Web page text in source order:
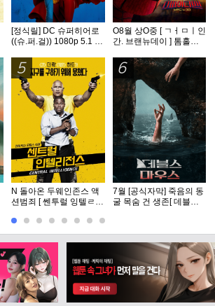
[정식릴] DC 슈퍼히어로
((슈.퍼.걸)) 1080p 5.1 공
O8월 상O중 [ ㄱㅓㅁㅣ인
간. 브랜뉴데이 ] 톰홀랜
5
N 돌아온 두웨인존스 액
션범죄 [ 쎈투럴 잉텔ㄹ1
FHD5.1
6
7월 [공식자막] 죽음의 동
굴 목숨 건 생존[ 데블스